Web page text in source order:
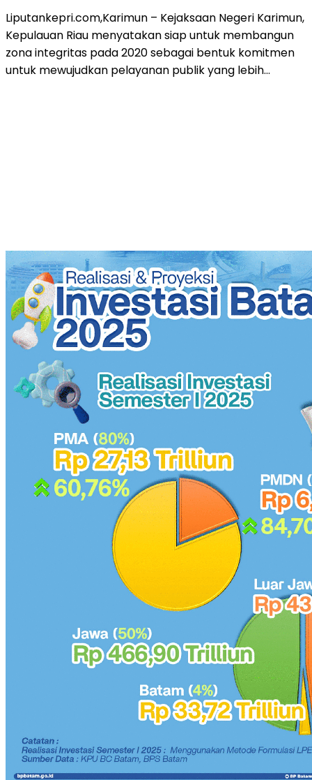
Liputankepri.com,Karimun – Kejaksaan Negeri Karimun,
Kepulauan Riau menyatakan siap untuk membangun
zona integritas pada 2020 sebagai bentuk komitmen
untuk mewujudkan pelayanan publik yang lebih…